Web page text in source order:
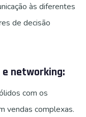
às diferentes
de decisão
networking:
com os
vendas complexas.